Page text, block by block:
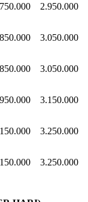
2.950.000
3.050.000
3.050.000
3.150.000
3.250.000
3.250.000